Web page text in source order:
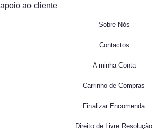
apoio ao cliente
Sobre Nós
Contactos
A minha Conta
Carrinho de Compras
Finalizar Encomenda
Direito de Livre Resolução